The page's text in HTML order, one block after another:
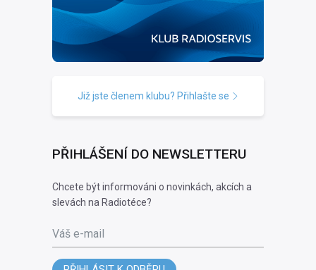
Již jste členem klubu? Přihlašte se
PŘIHLÁŠENÍ DO NEWSLETTERU
Chcete být informováni o novinkách, akcích a
slevách na Radiotéce?
Váš e-mail